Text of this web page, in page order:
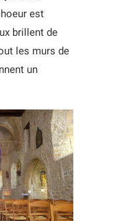
est
brillent de
les murs de
un